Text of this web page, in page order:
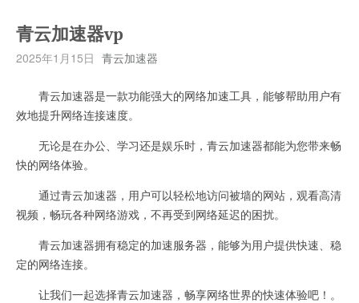
青云加速器vp
2025年1月15日 青云加速器
青云加速器是一款功能强大的网络加速工具，能够帮助用户有
效地提升网络连接速度。
无论是在办公、学习还是娱乐时，青云加速器都能为您带来畅
快的网络体验。
通过青云加速器，用户可以轻松地访问被墙的网站，观看高清
视频，畅玩各种网络游戏，不再受到网络延迟的困扰。
青云加速器拥有稳定的加速服务器，能够为用户提供快速、稳
定的网络连接。
让我们一起选择青云加速器，畅享网络世界的快速体验吧！。